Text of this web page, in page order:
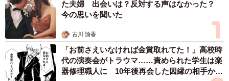
た夫婦 出会いは？反対する声はなかった？
今の思いを聞いた
古川 諭香
「お前さえいなければ金賞取れてた！」高校時
代の演奏会がトラウマ……責められた学生は楽
器修理職人に 10年後再会した因縁の相手から